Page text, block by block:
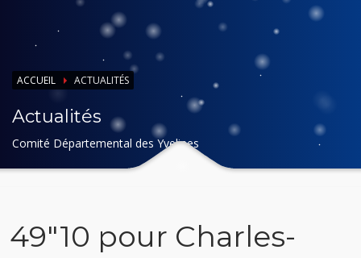
ACCUEIL ACTUALITÉS
Actualités
Comité Départemental des Yvelines
49"10 pour Charles-